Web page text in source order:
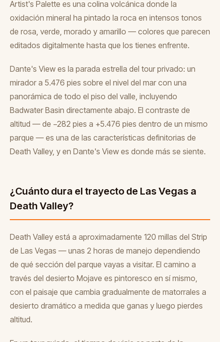
Artist's Palette es una colina volcánica donde la
oxidación mineral ha pintado la roca en intensos tonos
de rosa, verde, morado y amarillo — colores que parecen
editados digitalmente hasta que los tienes enfrente.
Dante's View es la parada estrella del tour privado: un
mirador a 5.476 pies sobre el nivel del mar con una
panorámica de todo el piso del valle, incluyendo
Badwater Basin directamente abajo. El contraste de
altitud — de −282 pies a +5.476 pies dentro de un mismo
parque — es una de las características definitorias de
Death Valley, y en Dante's View es donde más se siente.
¿Cuánto dura el trayecto de Las Vegas a
Death Valley?
Death Valley está a aproximadamente 120 millas del Strip
de Las Vegas — unas 2 horas de manejo dependiendo
de qué sección del parque vayas a visitar. El camino a
través del desierto Mojave es pintoresco en sí mismo,
con el paisaje que cambia gradualmente de matorrales a
desierto dramático a medida que ganas y luego pierdes
altitud.